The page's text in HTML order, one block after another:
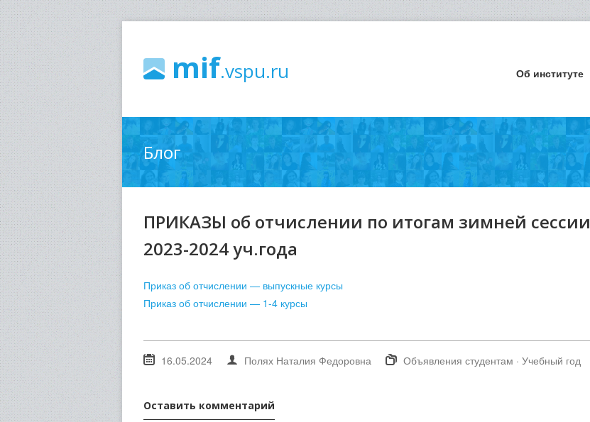
mif.vspu.ru Об институте
Блог
ПРИКАЗЫ об отчислении по итогам зимней сессии
2023-2024 уч.года
Приказ об отчислении — выпускные курсы
Приказ об отчислении — 1-4 курсы
16.05.2024 Полях Наталия Федоровна Объявления студентам · Учебный год
Оставить комментарий